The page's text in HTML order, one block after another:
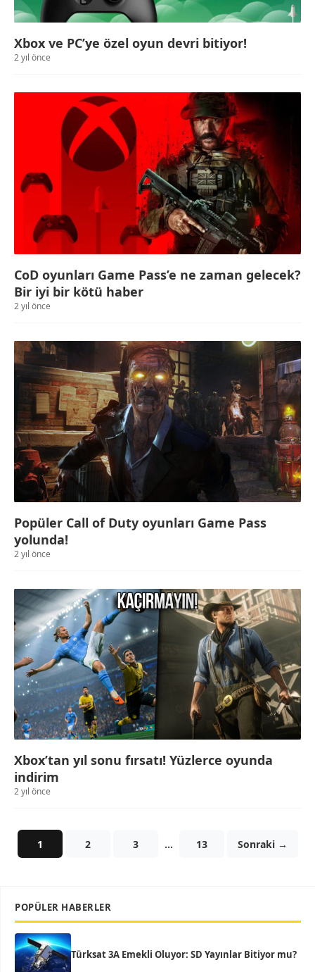
Xbox ve PC’ye özel oyun devri bitiyor!
2 yıl önce
CoD oyunları Game Pass’e ne zaman gelecek?
Bir iyi bir kötü haber
2 yıl önce
Popüler Call of Duty oyunları Game Pass
yolunda!
2 yıl önce
Xbox’tan yıl sonu fırsatı! Yüzlerce oyunda
indirim
2 yıl önce
1 2 3 … 13 Sonraki →
POPÜLER HABERLER
Türksat 3A Emekli Oluyor: SD Yayınlar Bitiyor mu?